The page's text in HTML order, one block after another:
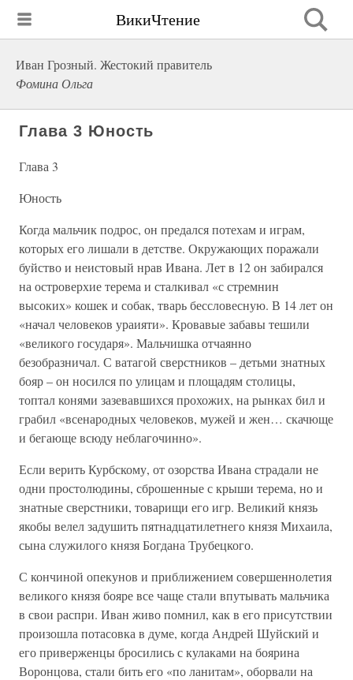
ВикиЧтение
Иван Грозный. Жестокий правитель
Фомина Ольга
Глава 3 Юность
Глава 3
Юность
Когда мальчик подрос, он предался потехам и играм,
которых его лишали в детстве. Окружающих поражали
буйство и неистовый нрав Ивана. Лет в 12 он забирался
на островерхие терема и сталкивал «с стремнин
высоких» кошек и собак, тварь бессловесную. В 14 лет он
«начал человеков ураияти». Кровавые забавы тешили
«великого государя». Мальчишка отчаянно
безобразничал. С ватагой сверстников – детьми знатных
бояр – он носился по улицам и площадям столицы,
топтал конями зазевавшихся прохожих, на рынках бил и
грабил «всенародных человеков, мужей и жен… скачюще
и бегающе всюду неблагочинно».
Если верить Курбскому, от озорства Ивана страдали не
одни простолюдины, сброшенные с крыши терема, но и
знатные сверстники, товарищи его игр. Великий князь
якобы велел задушить пятнадцатилетнего князя Михаила,
сына служилого князя Богдана Трубецкого.
С кончиной опекунов и приближением совершеннолетия
великого князя бояре все чаще стали впутывать мальчика
в свои распри. Иван живо помнил, как в его присутствии
произошла потасовка в думе, когда Андрей Шуйский и
его приверженцы бросились с кулаками на боярина
Воронцова, стали бить его «по ланитам», оборвали на